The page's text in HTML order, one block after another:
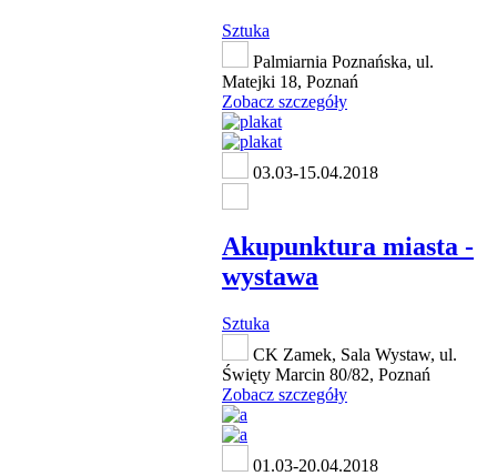
Sztuka
Palmiarnia Poznańska, ul.
Matejki 18, Poznań
Zobacz szczegóły
03.03-15.04.2018
Akupunktura miasta -
wystawa
Sztuka
CK Zamek, Sala Wystaw, ul.
Święty Marcin 80/82, Poznań
Zobacz szczegóły
01.03-20.04.2018